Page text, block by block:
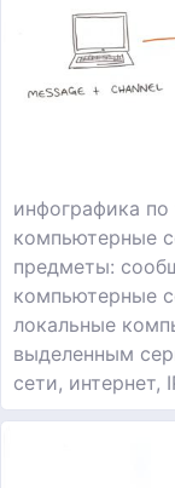
инфографика
компьютерные
предметы:
компьютерные
локальные
выделенным
сети, интернет,